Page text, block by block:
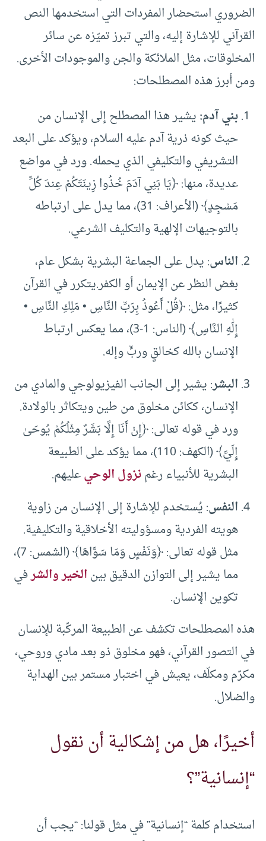
الضروري استحضار المفردات التي استخدمها النص
القرآني للإشارة إليه، والتي تبرز تميّزه عن سائر
المخلوقات، مثل الملائكة والجن والموجودات الأخرى.
ومن أبرز هذه المصطلحات:
بني آدم:يشير هذا المصطلح إلى الإنسان من
حيث كونه ذرية آدم عليه السلام، ويؤكد على البعد
التشريفي والتكليفي الذي يحمله. ورد في مواضع
عديدة، منها: ﴿يَا بَنِي آدَمَ خُذُوا زِينَتَكُمْ عِندَ كُلِّ
مَسْجِدٍ﴾ (الأعراف: 31)، مما يدل على ارتباطه
بالتوجيهات الإلهية والتكليف الشرعي.
الناس: يدل على الجماعة البشرية بشكل عام،
بغض النظر عن الإيمان أو الكفر.يتكرر في القرآن
كثيرًا، مثل: ﴿قُلْ أَعُوذُ بِرَبِّ النَّاسِ • مَلِكِ النَّاسِ •
إِلَٰهِ النَّاسِ﴾ (الناس: 1-3)، مما يعكس ارتباط
الإنسان بالله كخالقٍ وربٍّ وإله.
البشر: يشير إلى الجانب الفيزيولوجي والمادي من
الإنسان، ككائن مخلوق من طين ويتكاثر بالولادة.
ورد في قوله تعالى: ﴿إِنْ أَنَا إِلَّا بَشَرٌ مِثْلُكُمْ يُوحَىٰ
إِلَيَّ﴾ (الكهف: 110)، مما يؤكد على الطبيعة
البشرية للأنبياء رغمنزول الوحيعليهم.
النفس: يُستخدم للإشارة إلى الإنسان من زاوية
هويته الفردية ومسؤوليته الأخلاقية والتكليفية.
مثل قوله تعالى: ﴿وَنَفْسٍ وَمَا سَوَّاهَا﴾ (الشمس: 7)،
مما يشير إلى التوازن الدقيق بينالخير والشرفي
تكوين الإنسان.
هذه المصطلحات تكشف عن الطبيعة المركّبة للإنسان
في التصور القرآني، فهو مخلوق ذو بعد مادي وروحي،
مكرّم ومكلّف، يعيش في اختبار مستمر بين الهداية
والضلال.
أخيرًا، هل من إشكالية أن نقول
“إنسانية”؟
استخدام كلمة “إنسانية” في مثل قولنا: “يجب أن